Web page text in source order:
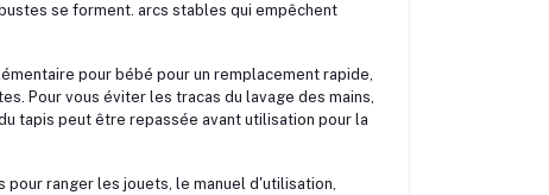
se forment. arcs stables qui empêchent
pour bébé pour un remplacement rapide,
Pour vous éviter les tracas du lavage des mains,
tapis peut être repassée avant utilisation pour la
pour ranger les jouets, le manuel d'utilisation,